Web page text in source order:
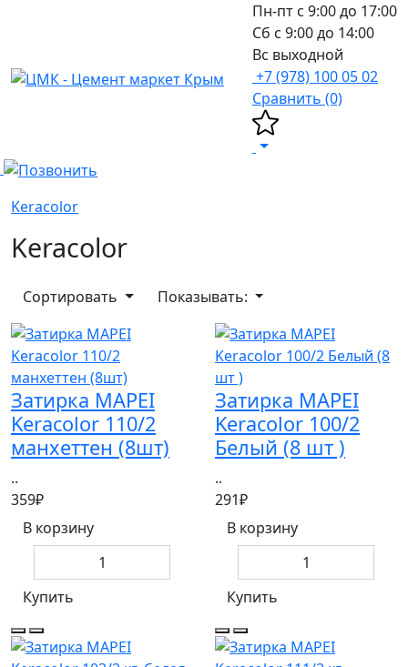
Пн-пт с 9:00 до 17:00
Сб с 9:00 до 14:00
Вс выходной
+7 (978) 100 05 02
Сравнить (0)
Keracolor
Keracolor
Сортировать Показывать:
Затирка MAPEI
Keracolor 110/2
манхеттен (8шт)
..
359₽
В корзину
Купить
Затирка MAPEI
Keracolor 100/2
Белый (8 шт )
..
291₽
В корзину
Купить